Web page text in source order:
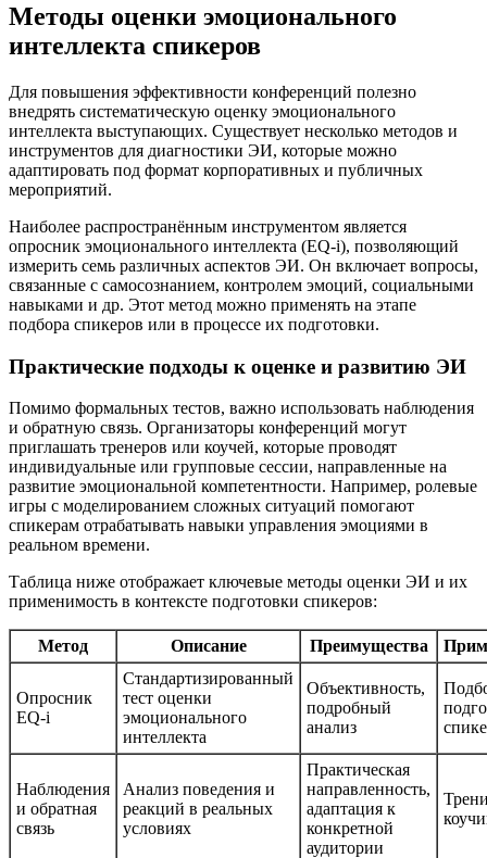
Методы оценки эмоционального
интеллекта спикеров
Для повышения эффективности конференций полезно
внедрять систематическую оценку эмоционального
интеллекта выступающих. Существует несколько методов и
инструментов для диагностики ЭИ, которые можно
адаптировать под формат корпоративных и публичных
мероприятий.
Наиболее распространённым инструментом является
опросник эмоционального интеллекта (EQ-i), позволяющий
измерить семь различных аспектов ЭИ. Он включает вопросы,
связанные с самосознанием, контролем эмоций, социальными
навыками и др. Этот метод можно применять на этапе
подбора спикеров или в процессе их подготовки.
Практические подходы к оценке и развитию ЭИ
Помимо формальных тестов, важно использовать наблюдения
и обратную связь. Организаторы конференций могут
приглашать тренеров или коучей, которые проводят
индивидуальные или групповые сессии, направленные на
развитие эмоциональной компетентности. Например, ролевые
игры с моделированием сложных ситуаций помогают
спикерам отрабатывать навыки управления эмоциями в
реальном времени.
Таблица ниже отображает ключевые методы оценки ЭИ и их
применимость в контексте подготовки спикеров:
Метод Описание Преимущества
Опросник
EQ-i
Стандартизированный
тест оценки
эмоционального
интеллекта
Объективность,
подробный
анализ
Наблюдения
и обратная
связь
Анализ поведения и
реакций в реальных
условиях
Практическая
направленность,
адаптация к
конкретной
аудитории